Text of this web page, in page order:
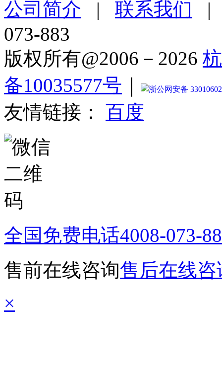
公司简介 | 联系我们
073-883
版权所有@2006－2026
备10035577号
浙公网安备
友情链接： 百度
全国免费电话4008-073-
售前在线咨询售后在线咨
×